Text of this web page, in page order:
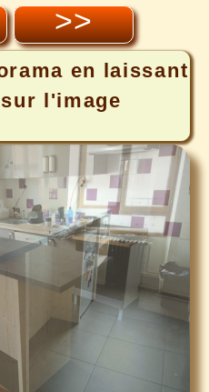
>>
en laissant
l'image